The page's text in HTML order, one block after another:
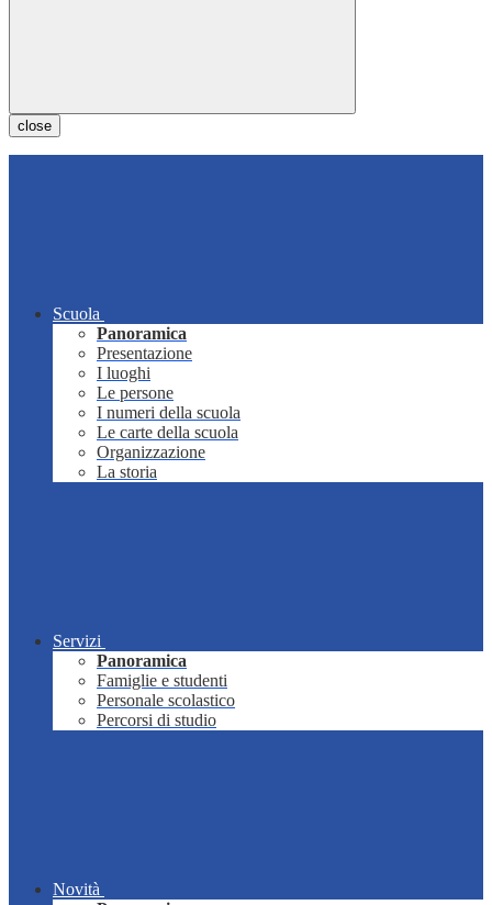
close
Scuola
Panoramica
Presentazione
I luoghi
Le persone
I numeri della scuola
Le carte della scuola
Organizzazione
La storia
Servizi
Panoramica
Famiglie e studenti
Personale scolastico
Percorsi di studio
Novità